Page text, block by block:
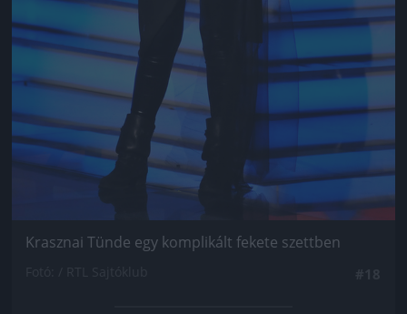
Krasznai Tünde egy komplikált fekete szettben